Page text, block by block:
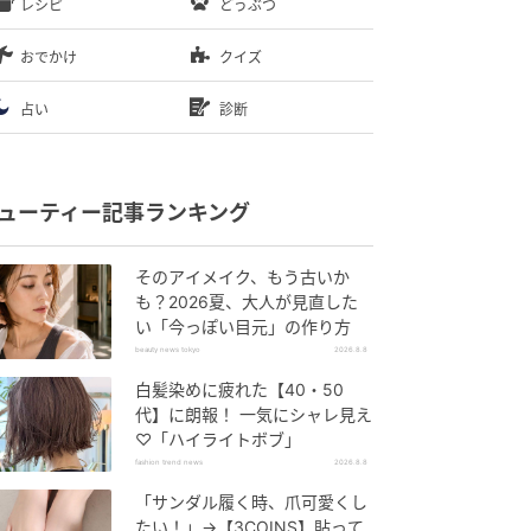
レシピ どうぶつ
おでかけ クイズ
占い 診断
ーティー記事ランキング
そのアイメイク、もう古いか
も？2026夏、大人が見直した
い「今っぽい目元」の作り方
beauty news tokyo 2026.8.8
白髪染めに疲れた【40・50
代】に朗報！ 一気にシャレ見え
♡「ハイライトボブ」
fashion trend news 2026.8.8
「サンダル履く時、爪可愛くし
たい！」→【3COINS】貼って